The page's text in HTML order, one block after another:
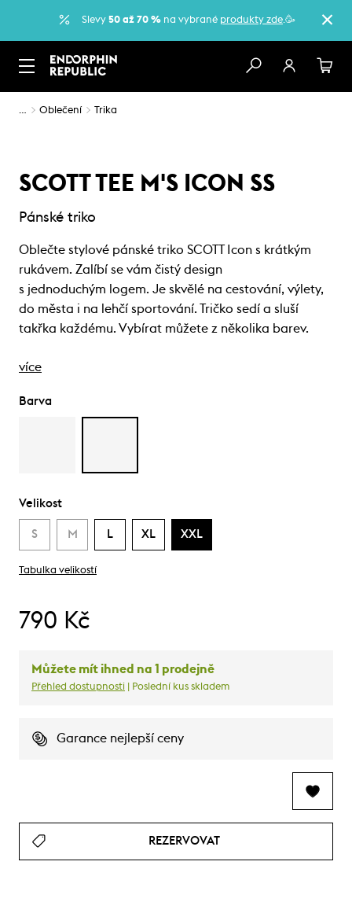
Slevy 50 až 70 % na vybrané produkty zde.🥳
… Oblečení Trika
SCOTT TEE M'S ICON SS
Pánské triko
Oblečte stylové pánské triko SCOTT Icon s krátkým
rukávem. Zalíbí se vám čistý design
s jednoduchým logem. Je skvělé na cestování, výlety,
do města i na lehčí sportování. Tričko sedí a sluší
takřka každému. Vybírat můžete z několika barev.
více
Barva
Velikost
S M L XL XXL
Tabulka velikostí
790 Kč
Můžete mít ihned na 1 prodejně
Přehled dostupnosti | Poslední kus skladem
Garance nejlepší ceny
REZERVOVAT